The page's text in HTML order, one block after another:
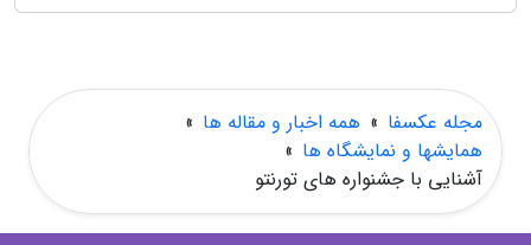
مجله عکسفا » همه اخبار و مقاله ها »
همایشها و نمایشگاه ها »
آشنایی با جشنواره های تورنتو